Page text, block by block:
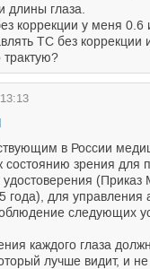
длины глаза.
коррекции у меня
ТС без коррекции
трактую?
в России
состоянию зрения для
удостоверения
года), для управления
следующих
каждого глаза
лучше видит, и